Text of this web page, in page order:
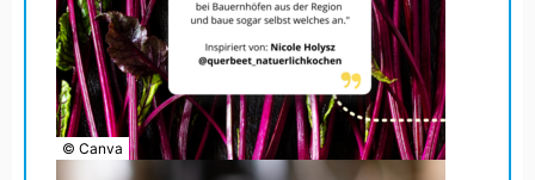
© Canva